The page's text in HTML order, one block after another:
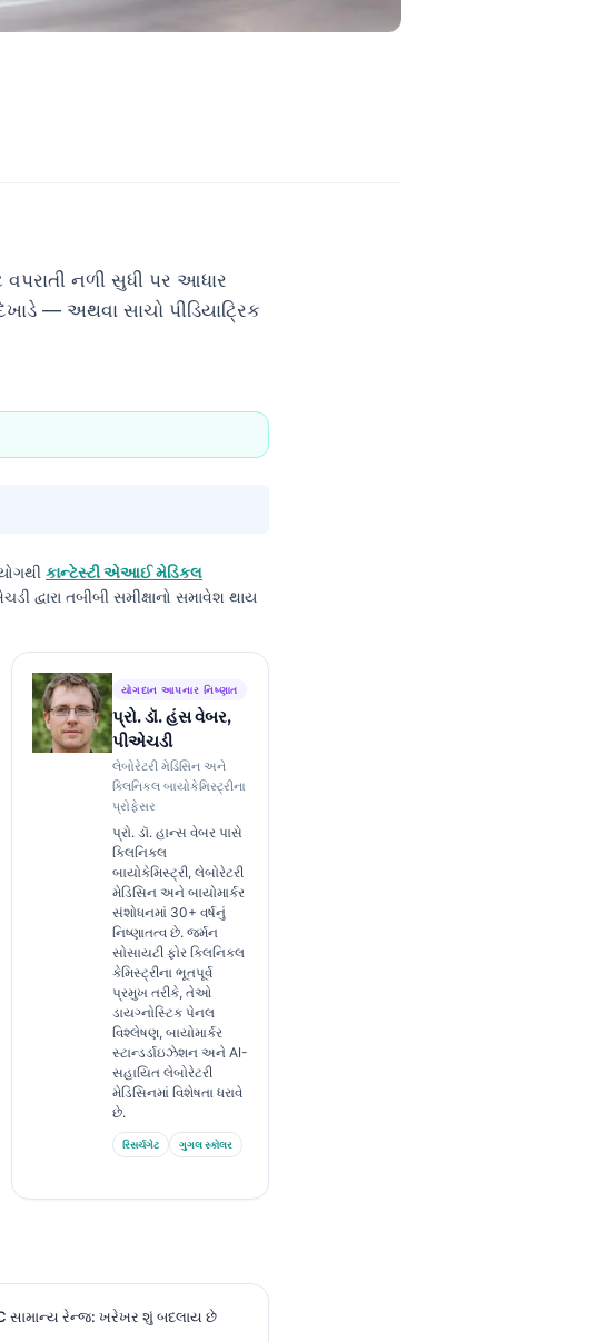
વપરાતી નળી સુધી પર આધાર
— અથવા સાચો પીડિયાટ્રિક
કાન્ટેસ્ટી એઆઈ મેડિકલ
દ્વારા તબીબી સમીક્ષાનો સમાવેશ થાય
યોગદાન આપનાર નિષ્ણાત
પ્રો. ડૉ. હંસ વેબર,
પીએચડી
લેબોરેટરી મેડિસિન અને
ક્લિનિકલ બાયોકેમિસ્ટ્રીના
પ્રોફેસર
પ્રો. ડૉ. હાન્સ વેબર પાસે
ક્લિનિકલ
બાયોકેમિસ્ટ્રી, લેબોરેટરી
મેડિસિન અને બાયોમાર્કર
સંશોધનમાં 30+ વર્ષનું
નિષ્ણાતત્વ છે. જર્મન
સોસાયટી ફોર ક્લિનિકલ
કેમિસ્ટ્રીના ભૂતપૂર્વ
પ્રમુખ તરીકે, તેઓ
ડાયગ્નોસ્ટિક પેનલ
વિશ્લેષણ, બાયોમાર્કર
સ્ટાન્ડર્ડાઇઝેશન અને AI-
સહાયિત લેબોરેટરી
મેડિસિનમાં વિશેષતા ધરાવે
છે.
રિસર્ચગેટ ગુગલ સ્કોલર
સામાન્ય રેન્જ: ખરેખર શું બદલાય છે